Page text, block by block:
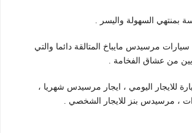
بمنتهي السهولة واليسر .
سيارات مرسيدس مايباخ المتالقة دائما والتي
من عشاق الفخامة .
للايجار اليومي ، ايجار مرسيدس شهريا ،
، مرسيدس بنز للايجار الشخصي .